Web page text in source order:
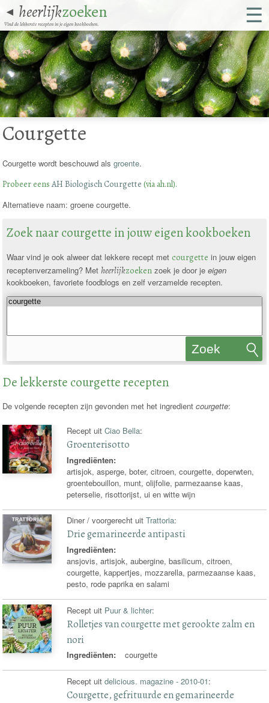
◄ heerlijkzoeken
Vind de lekkerste recepten in je eigen kookboeken. ☰
Courgette
Courgette wordt beschouwd alsgroente.
Probeer eensAH Biologisch Courgette (via ah.nl).
Alternatieve naam: groene courgette.
Zoek naar courgette in jouw eigen kookboeken
Waar vind je ook alweer dat lekkere recept met courgette in jouw eigen
receptenverzameling? Met heerlijkzoeken zoek je door je eigen
kookboeken, favoriete foodblogs en zelf verzamelde recepten.
Zoek
De lekkerste courgette recepten
De volgende recepten zijn gevonden met het ingredientcourgette:
Recept uitCiao Bella:
Groenterisotto
Ingrediënten:
artisjok, asperge, boter, citroen, courgette, doperwten,
groentebouillon, munt, olijfolie, parmezaanse kaas,
peterselie, risottorijst, ui en witte wijn
Diner / voorgerecht uitTrattoria:
Drie gemarineerde antipasti
Ingrediënten:
ansjovis, artisjok, aubergine, basilicum, citroen,
courgette, kappertjes, mozzarella, parmezaanse kaas,
pesto, rode paprika en salami
Recept uit Puur & lichter:
Rolletjes van courgette met gerookte zalm en
nori
Ingrediënten: courgette
Recept uitdelicious. magazine - 2010-01:
Courgette, gefrituurde en gemarineerde